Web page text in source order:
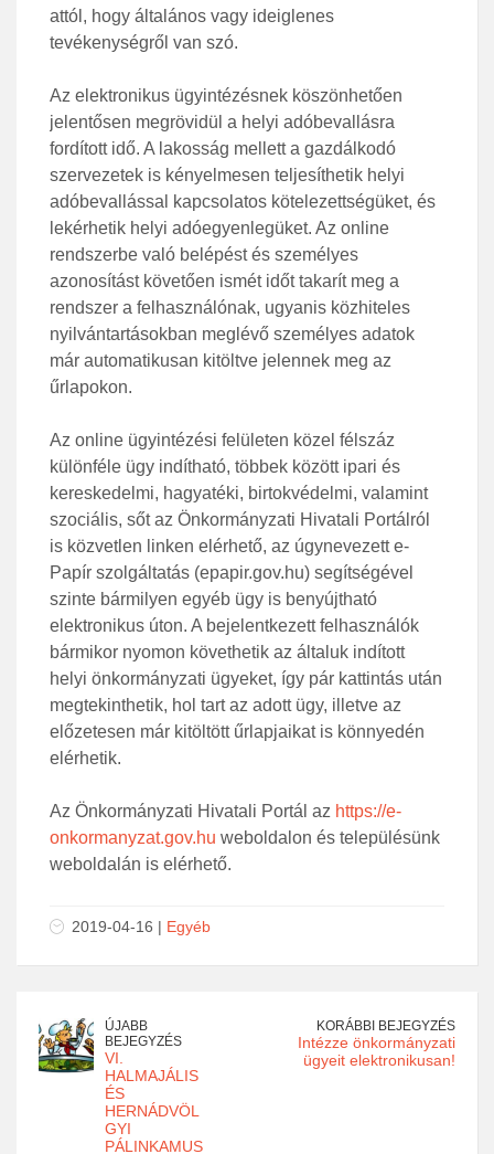
attól, hogy általános vagy ideiglenes
tevékenységről van szó.
Az elektronikus ügyintézésnek köszönhetően
jelentősen megrövidül a helyi adóbevallásra
fordított idő. A lakosság mellett a gazdálkodó
szervezetek is kényelmesen teljesíthetik helyi
adóbevallással kapcsolatos kötelezettségüket, és
lekérhetik helyi adóegyenlegüket. Az online
rendszerbe való belépést és személyes
azonosítást követően ismét időt takarít meg a
rendszer a felhasználónak, ugyanis közhiteles
nyilvántartásokban meglévő személyes adatok
már automatikusan kitöltve jelennek meg az
űrlapokon.
Az online ügyintézési felületen közel félszáz
különféle ügy indítható, többek között ipari és
kereskedelmi, hagyatéki, birtokvédelmi, valamint
szociális, sőt az Önkormányzati Hivatali Portálról
is közvetlen linken elérhető, az úgynevezett e-
Papír szolgáltatás (epapir.gov.hu) segítségével
szinte bármilyen egyéb ügy is benyújtható
elektronikus úton. A bejelentkezett felhasználók
bármikor nyomon követhetik az általuk indított
helyi önkormányzati ügyeket, így pár kattintás után
megtekinthetik, hol tart az adott ügy, illetve az
előzetesen már kitöltött űrlapjaikat is könnyedén
elérhetik.
Az Önkormányzati Hivatali Portál az https://e-
onkormanyzat.gov.hu weboldalon és településünk
weboldalán is elérhető.
2019-04-16 | Egyéb
ÚJABB
BEJEGYZÉS
VI.
HALMAJÁLIS
ÉS
HERNÁDVÖL
GYI
PÁLINKAMUS
KORÁBBI BEJEGYZÉS
Intézze önkormányzati
ügyeit elektronikusan!